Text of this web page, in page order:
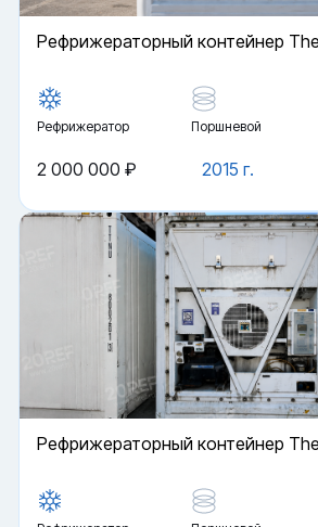
Рефрижераторный контейнер
Рефрижератор Поршневой
2015 г.
2 000 000 ₽
Рефрижераторный контейнер